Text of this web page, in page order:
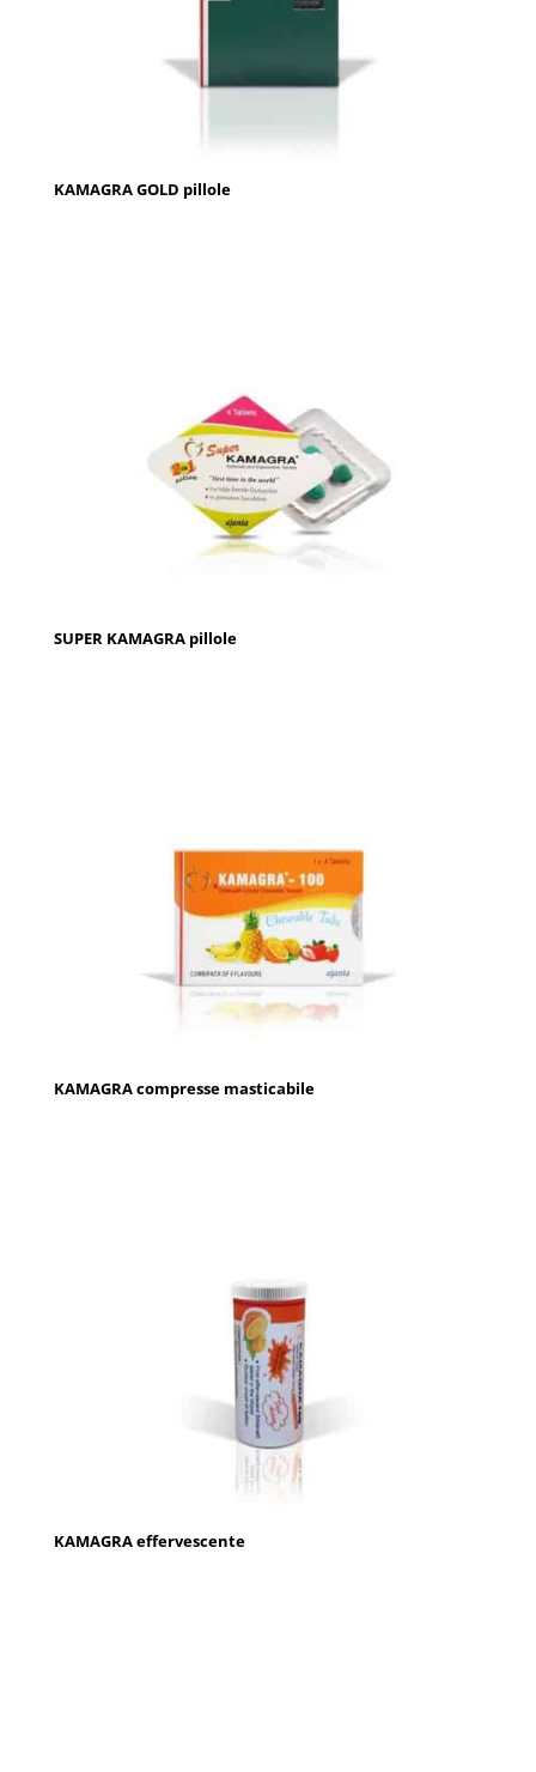
KAMAGRA GOLD pillole
SUPER KAMAGRA pillole
KAMAGRA compresse masticabile
KAMAGRA effervescente